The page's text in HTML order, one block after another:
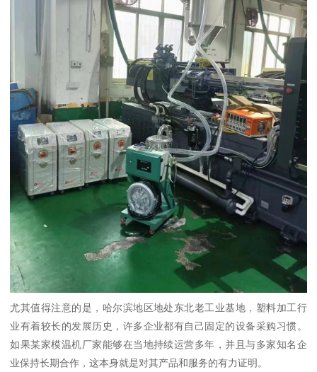
尤其值得注意的是，哈尔滨地区地处东北老工业基地，塑料加工行
业有着较长的发展历史，许多企业都有自己固定的设备采购习惯。
如果某家模温机厂家能够在当地持续运营多年，并且与多家知名企
业保持长期合作，这本身就是对其产品和服务的有力证明。